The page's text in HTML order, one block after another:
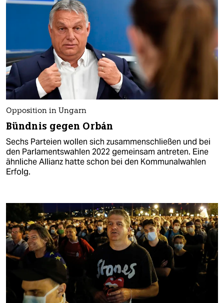
Opposition in Ungarn
Bündnis gegen Orbán
Sechs Parteien wollen sich zusammenschließen und bei
den Parlamentswahlen 2022 gemeinsam antreten. Eine
ähnliche Allianz hatte schon bei den Kommunalwahlen
Erfolg.